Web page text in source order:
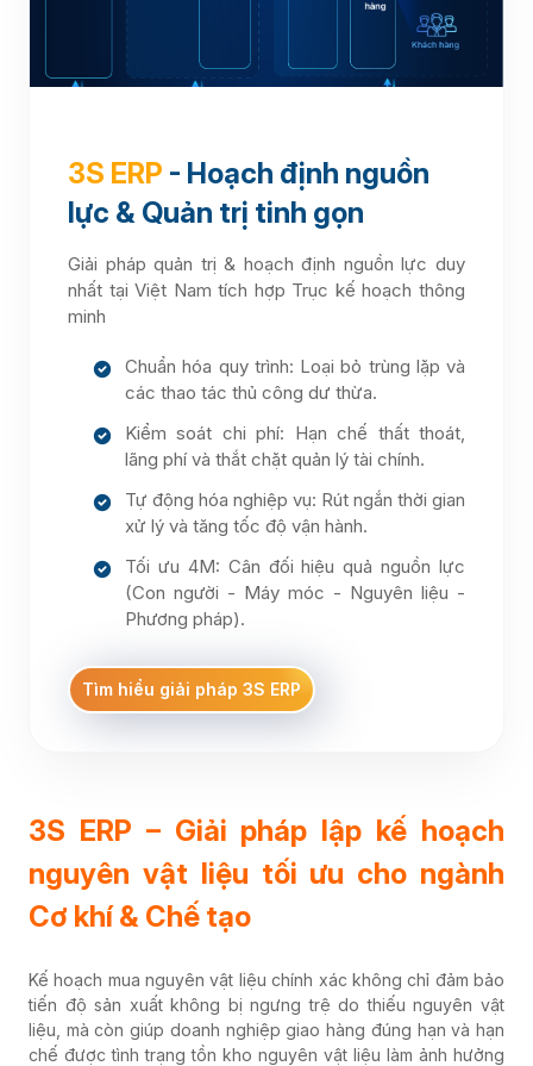
3S ERP - Hoạch định nguồn
lực & Quản trị tinh gọn
Giải pháp quản trị & hoạch định nguồn lực duy
nhất tại Việt Nam tích hợp Trục kế hoạch thông
minh
Chuẩn hóa quy trình: Loại bỏ trùng lặp và
các thao tác thủ công dư thừa.
Kiểm soát chi phí: Hạn chế thất thoát,
lãng phí và thắt chặt quản lý tài chính.
Tự động hóa nghiệp vụ: Rút ngắn thời gian
xử lý và tăng tốc độ vận hành.
Tối ưu 4M: Cân đối hiệu quả nguồn lực
(Con người - Máy móc - Nguyên liệu -
Phương pháp).
Tìm hiểu giải pháp 3S ERP
3S ERP – Giải pháp lập kế hoạch
nguyên vật liệu tối ưu cho ngành
Cơ khí & Chế tạo
Kế hoạch mua nguyên vật liệu chính xác không chỉ đảm bảo
tiến độ sản xuất không bị ngưng trệ do thiếu nguyên vật
liệu, mà còn giúp doanh nghiệp giao hàng đúng hạn và hạn
chế được tình trạng tồn kho nguyên vật liệu làm ảnh hưởng